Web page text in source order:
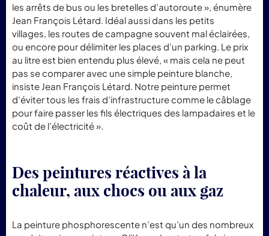
les arrêts de bus ou les bretelles d’autoroute », énumère
Jean François Létard. Idéal aussi dans les petits
villages, les routes de campagne souvent mal éclairées,
ou encore pour délimiter les places d’un parking. Le prix
au litre est bien entendu plus élevé, « mais cela ne peut
pas se comparer avec une simple peinture blanche,
insiste Jean François Létard. Notre peinture permet
d’éviter tous les frais d’infrastructure comme le câblage
pour faire passer les fils électriques des lampadaires et le
coût de l’électricité ».
Des peintures réactives à la
chaleur, aux chocs ou aux gaz
La peinture phosphorescente n’est qu’un des nombreux